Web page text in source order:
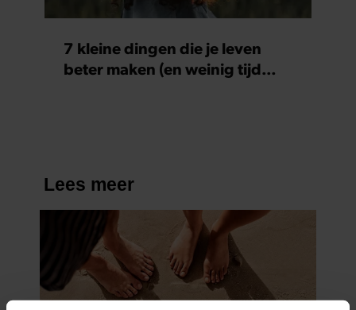
7 kleine dingen die je leven
beter maken (en weinig tijd